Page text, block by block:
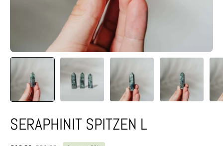
SERAPHINIT SPITZEN L